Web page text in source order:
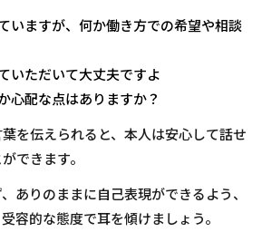
いますが、何か働き方での希望や相談
いただいて大丈夫ですよ
心配な点はありますか？
を伝えられると、本人は安心して話せ
できます。
ありのままに自己表現ができるよう、
容的な態度で耳を傾けましょう。